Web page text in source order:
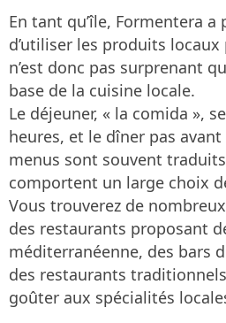
En tant qu’île, Formentera
d’utiliser les produits
n’est donc pas surprenant
base de la cuisine locale.
Le déjeuner, « la comida »,
heures, et le dîner pas avant
menus sont souvent
comportent un large choix
Vous trouverez de
des restaurants proposant
méditerranéenne, des bars
des restaurants
goûter aux spécialités